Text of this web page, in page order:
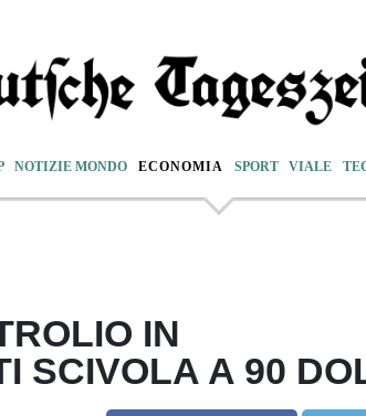
NOTIZIE MONDO ECONOMIA SPORT VIALE
IN
SCIVOLA A 90